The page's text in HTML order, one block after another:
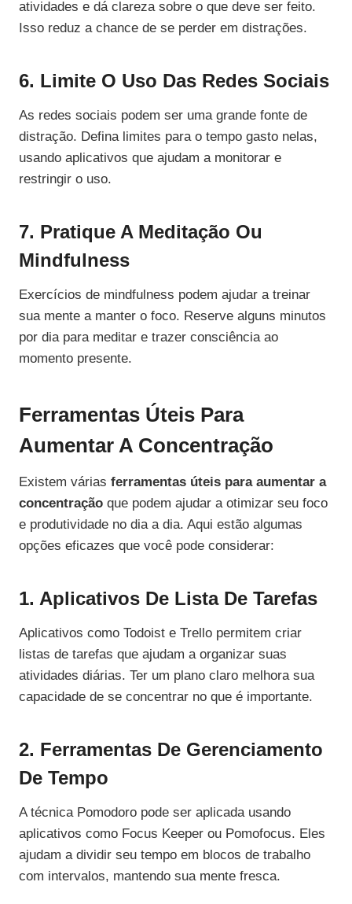
atividades e dá clareza sobre o que deve ser feito.
Isso reduz a chance de se perder em distrações.
6. Limite O Uso Das Redes Sociais
As redes sociais podem ser uma grande fonte de
distração. Defina limites para o tempo gasto nelas,
usando aplicativos que ajudam a monitorar e
restringir o uso.
7. Pratique A Meditação Ou
Mindfulness
Exercícios de mindfulness podem ajudar a treinar
sua mente a manter o foco. Reserve alguns minutos
por dia para meditar e trazer consciência ao
momento presente.
Ferramentas Úteis Para
Aumentar A Concentração
Existem várias ferramentas úteis para aumentar a
concentração que podem ajudar a otimizar seu foco
e produtividade no dia a dia. Aqui estão algumas
opções eficazes que você pode considerar:
1. Aplicativos De Lista De Tarefas
Aplicativos como Todoist e Trello permitem criar
listas de tarefas que ajudam a organizar suas
atividades diárias. Ter um plano claro melhora sua
capacidade de se concentrar no que é importante.
2. Ferramentas De Gerenciamento
De Tempo
A técnica Pomodoro pode ser aplicada usando
aplicativos como Focus Keeper ou Pomofocus. Eles
ajudam a dividir seu tempo em blocos de trabalho
com intervalos, mantendo sua mente fresca.